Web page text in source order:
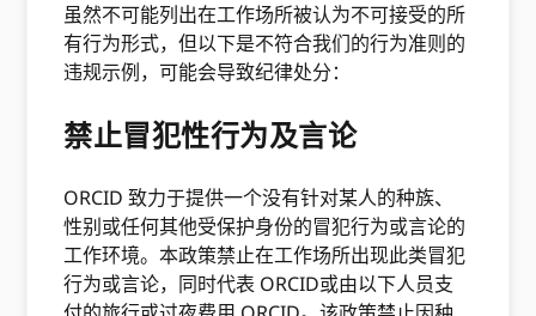
虽然不可能列出在工作场所被认为不可接受的所
有行为形式，但以下是不符合我们的行为准则的
违规示例，可能会导致纪律处分：
禁止冒犯性行为及言论
ORCID 致力于提供一个没有针对某人的种族、
性别或任何其他受保护身份的冒犯行为或言论的
工作环境。本政策禁止在工作场所出现此类冒犯
行为或言论，同时代表 ORCID或由以下人员支